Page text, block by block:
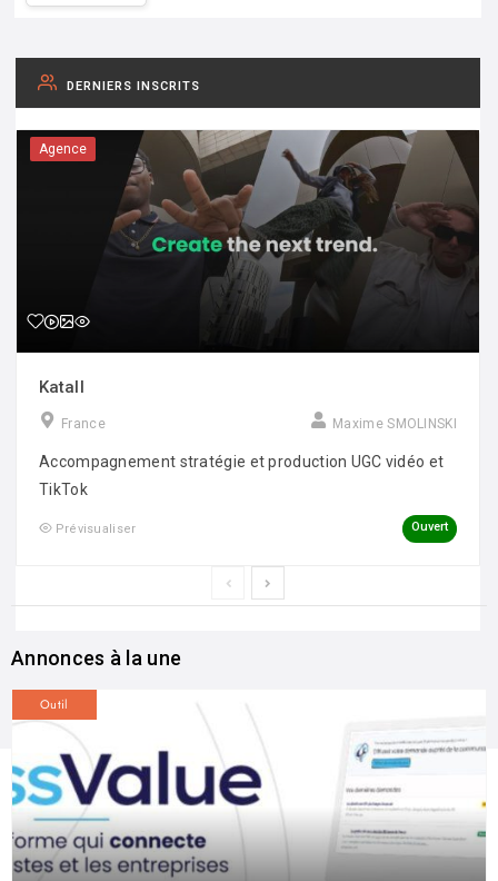
DERNIERS INSCRITS
Agence
Katall
France Maxime SMOLINSKI
Accompagnement stratégie et production UGC vidéo et
TikTok
Prévisualiser Ouvert
Annonces à la une
Outil